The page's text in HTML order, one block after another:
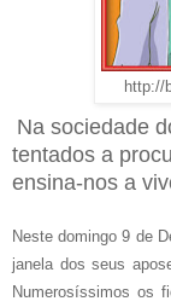
http://
Na sociedade
tentados a
ensina-nos a
Neste domingo 9 de
janela dos seus
Numerosíssimos os